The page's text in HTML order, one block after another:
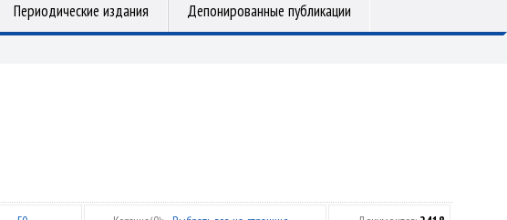
Периодические издания Депонированные публикации